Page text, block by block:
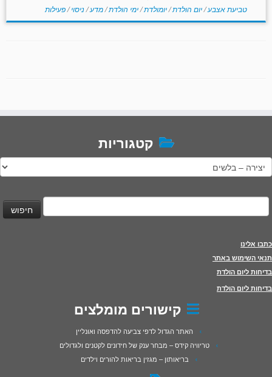
טביעת אצבע/יום הולדת/יומולדת/ימי הולדת/מדע/ ניסוי/פעילות
קטגוריות
קטגוריות
חיפוש:
כתבו אלינו
תנאי השימוש באתר
בדיחות ליום הולדת
בדיחות ליום הולדת
קישורים מומלצים
האתר הגדול לדפי צביעה להדפסה ואונליין
טריוויה קידס – מבחר ענק של חידונים לקטנים ולגדולים
בריאותון – מגזין בריאות להורים וילדים